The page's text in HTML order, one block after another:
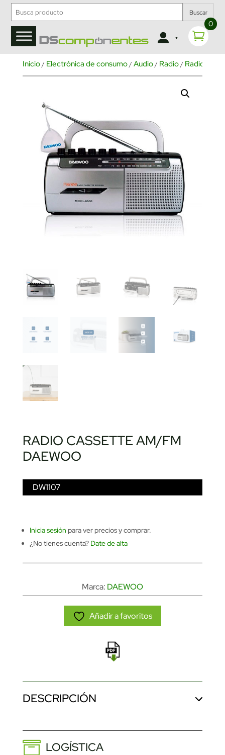
Buscar
0
Inicio/ Electrónica de consumo/ Audio/ Radio/ Radio
RADIO CASSETTE AM/FM
DAEWOO
DW1107
Inicia sesión para ver precios y comprar.
¿No tienes cuenta? Date de alta
Marca: DAEWOO
Añadir a favoritos
DESCRIPCIÓN
LOGÍSTICA